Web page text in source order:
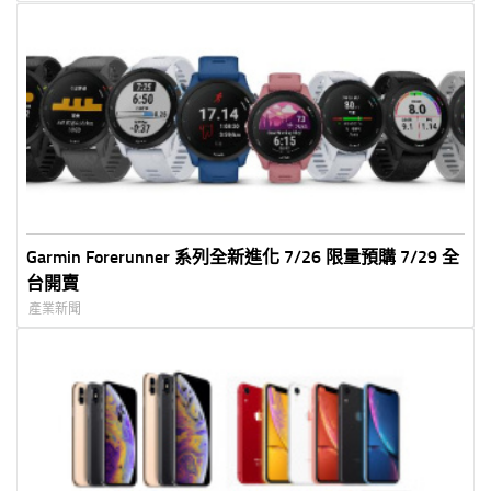
Garmin Forerunner 系列全新進化 7/26 限量預購 7/29 全
台開賣
產業新聞